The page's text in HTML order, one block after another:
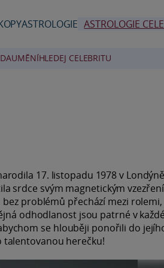
ASTROLOGIE ASTROLOGIE
UMĚNÍHLEDEJ CELEBRITU
17. listopadu 1978 v
srdce svým magnetickým
problémů přechází mezi
odhodlanost jsou patrné v
se hlouběji ponořili do
herečku!